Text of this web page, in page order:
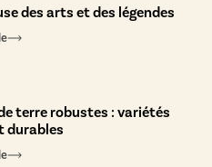
des arts et des légendes
terre robustes : variétés
durables